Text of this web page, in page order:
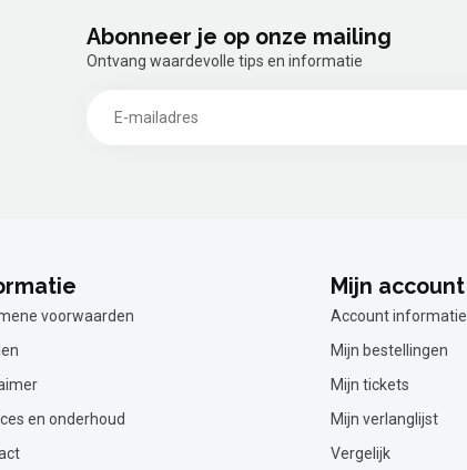
Abonneer je op onze mailing
Ontvang waardevolle tips en informatie
voorwaarden
en onderhoud
Mijn account
Account informatie
Mijn bestellingen
Mijn tickets
Mijn verlanglijst
Vergelijk